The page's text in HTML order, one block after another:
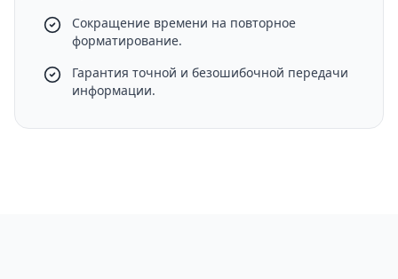
Сокращение времени на повторное
форматирование.
Гарантия точной и безошибочной передачи
информации.